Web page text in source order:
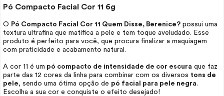
Pó Compacto Facial Cor 11 6g
O Pó Compacto Facial Cor 11 Quem Disse, Berenice? possui uma
textura ultrafina que matifica a pele e tem toque aveludado. Esse
produto é perfeito para você, que procura finalizar a maquiagem
com praticidade e acabamento natural.
A cor 11 é um pó compacto de intensidade de cor escura que faz
parte das 12 cores da linha para combinar com os diversos tons de
pele, sendo uma ótima opção de pó facial para pele negra.
Escolha a sua cor e conquiste o efeito desejado!